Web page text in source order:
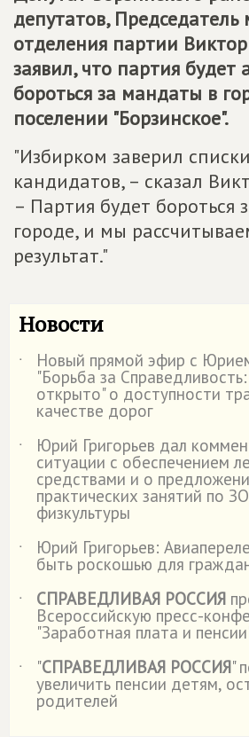
депутатов, Председатель
отделения партии
заявил, что партия будет
бороться за мандаты в
поселении "Борзинское".
"Избирком заверил
кандидатов, – сказал
– Партия будет бороться
городе, и мы
результат."
Новости
˙ Новый прямой эфир с
"Борьба за
открыто" о доступности
качестве дорог
˙
Юрий Григорьев дал
ситуации с обеспечением
средствами и о
практических занятий по
физкультуры
˙
Юрий Григорьев:
быть роскошью для
˙
СПРАВЕДЛИВАЯ РОССИЯ
Всероссийскую пресс-
"Заработная плата и
˙
"СПРАВЕДЛИВАЯ РОССИЯ"
увеличить пенсии детям,
родителей